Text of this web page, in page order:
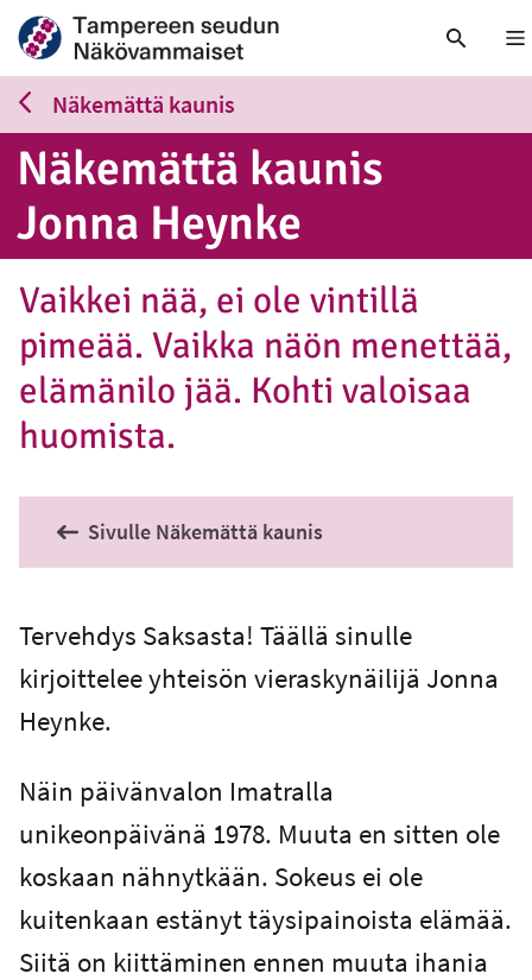
Näkemättä kaunis
Näkemättä kaunis
Jonna Heynke
Vaikkei nää, ei ole vintillä
pimeää. Vaikka näön menettää,
elämänilo jää. Kohti valoisaa
huomista.
Sivulle Näkemättä kaunis
Tervehdys Saksasta! Täällä sinulle
kirjoittelee yhteisön vieraskynäilijä Jonna
Heynke.
Näin päivänvalon Imatralla
unikeonpäivänä 1978. Muuta en sitten ole
koskaan nähnytkään. Sokeus ei ole
kuitenkaan estänyt täysipainoista elämää.
Siitä on kiittäminen ennen muuta ihania